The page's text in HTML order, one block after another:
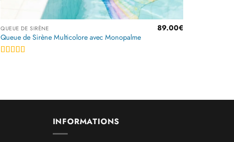
QUEUE DE SIRÈNE
Queue de Sirène Multicolore avec Monopalme
89.00€
INFORMATIONS